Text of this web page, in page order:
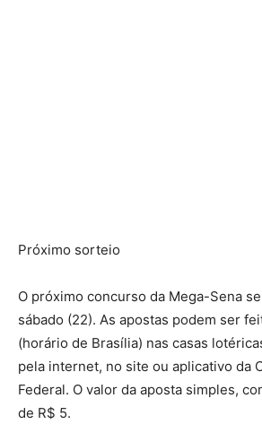
Próximo sorteio
O próximo concurso da Mega-Sena
sábado (22). As apostas podem ser
(horário de Brasília) nas casas
pela internet, no site ou aplicativo da
Federal. O valor da aposta simples,
de R$ 5.